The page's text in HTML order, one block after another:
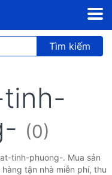
Tìm kiếm
(0)
tinh-phuong-. Mua sản
tận nhà miễn phí, thu